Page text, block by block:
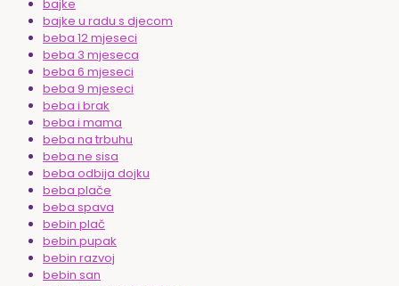
bajke
bajke u radu s djecom
beba 12 mjeseci
beba 3 mjeseca
beba 6 mjeseci
beba 9 mjeseci
beba i brak
beba i mama
beba na trbuhu
beba ne sisa
beba odbija dojku
beba plače
beba spava
bebin plač
bebin pupak
bebin razvoj
bebin san